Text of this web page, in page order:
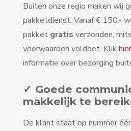
Buiten onze regio maken wij
pakketdienst. Vanaf € 150.-
pakket gratis verzonden,
voorwaarden voldoet. Klikhier
informatie over bezorging
✓ Goede
makkelijk te
De klant staat op nummer